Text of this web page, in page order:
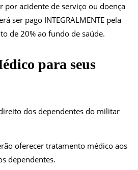
por acidente de serviço ou doença
ser pago INTEGRALMENTE pela
de 20% ao fundo de saúde.
para seus
dos dependentes do militar
oferecer tratamento médico aos
dependentes.